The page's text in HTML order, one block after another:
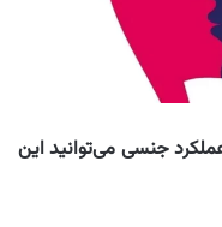
جنسی می‌توانید این